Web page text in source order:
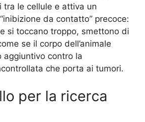
tra le cellule e attiva un
da contatto” precoce:
si toccano troppo, smettono di
se il corpo dell’animale
aggiuntivo contro la
che porta ai tumori.
per la ricerca